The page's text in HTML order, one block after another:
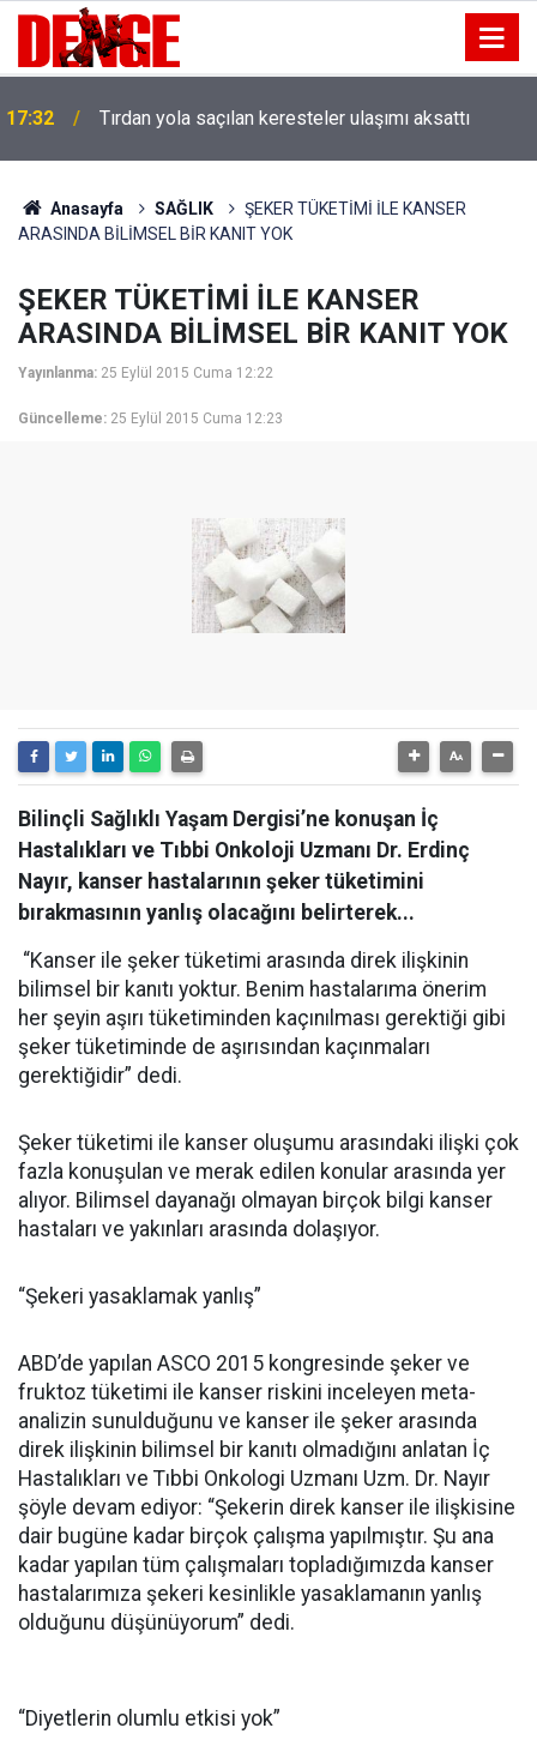
17:32 Tırdan yola saçılan keresteler ulaşımı aksattı
Anasayfa SAĞLIK
ŞEKER TÜKETİMİ İLE KANSER
ARASINDA BİLİMSEL BİR KANIT YOK
ŞEKER TÜKETİMİ İLE KANSER
ARASINDA BİLİMSEL BİR KANIT YOK
Yayınlanma: 25 Eylül 2015 Cuma 12:22
Güncelleme: 25 Eylül 2015 Cuma 12:23
Bilinçli Sağlıklı Yaşam Dergisi’ne konuşan İç
Hastalıkları ve Tıbbi Onkoloji Uzmanı Dr. Erdinç
Nayır, kanser hastalarının şeker tüketimini
bırakmasının yanlış olacağını belirterek...
“Kanser ile şeker tüketimi arasında direk ilişkinin
bilimsel bir kanıtı yoktur. Benim hastalarıma önerim
her şeyin aşırı tüketiminden kaçınılması gerektiği gibi
şeker tüketiminde de aşırısından kaçınmaları
gerektiğidir” dedi.
Şeker tüketimi ile kanser oluşumu arasındaki ilişki çok
fazla konuşulan ve merak edilen konular arasında yer
alıyor. Bilimsel dayanağı olmayan birçok bilgi kanser
hastaları ve yakınları arasında dolaşıyor.
“Şekeri yasaklamak yanlış”
ABD’de yapılan ASCO 2015 kongresinde şeker ve
fruktoz tüketimi ile kanser riskini inceleyen meta-
analizin sunulduğunu ve kanser ile şeker arasında
direk ilişkinin bilimsel bir kanıtı olmadığını anlatan İç
Hastalıkları ve Tıbbi Onkologi Uzmanı Uzm. Dr. Nayır
şöyle devam ediyor: “Şekerin direk kanser ile ilişkisine
dair bugüne kadar birçok çalışma yapılmıştır. Şu ana
kadar yapılan tüm çalışmaları topladığımızda kanser
hastalarımıza şekeri kesinlikle yasaklamanın yanlış
olduğunu düşünüyorum” dedi.
“Diyetlerin olumlu etkisi yok”